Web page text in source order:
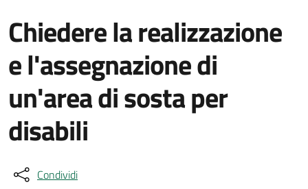
Chiedere la realizzazione
e l'assegnazione di
un'area di sosta per
disabili
Condividi